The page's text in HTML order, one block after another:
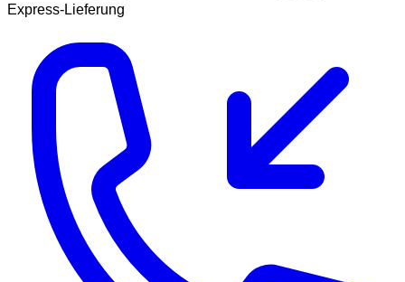
Express-Lieferung